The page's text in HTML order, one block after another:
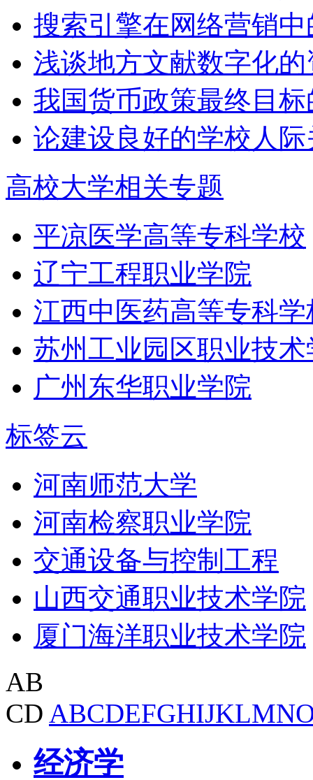
搜索引擎在网络营销
浅谈地方文献数字化
我国货币政策最终目
论建设良好的学校人
高校大学相关专题
平凉医学高等专科学校
辽宁工程职业学院
江西中医药高等专科学
苏州工业园区职业技术
广州东华职业学院
标签云
河南师范大学
河南检察职业学院
交通设备与控制工程
山西交通职业技术学院
厦门海洋职业技术学院
AB
CD ABCDEFGHIJKLMN
经济学